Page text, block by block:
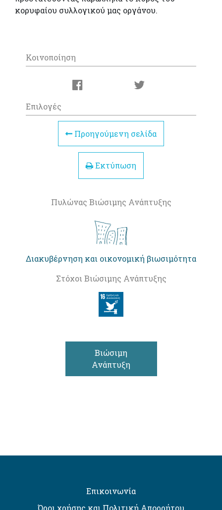
κορυφαίου συλλογικού μας οργάνου.
Κοινοποίηση
Επιλογές
Προηγούμενη σελίδα
Εκτύπωση
Πυλώνας Βιώσιμης Ανάπτυξης
Διακυβέρνηση και οικονομική βιωσιμότητα
Στόχοι Βιώσιμης Ανάπτυξης
Βιώσιμη
Ανάπτυξη
Επικοινωνία
Όροι χρήσης και Πολιτική Απορρήτου